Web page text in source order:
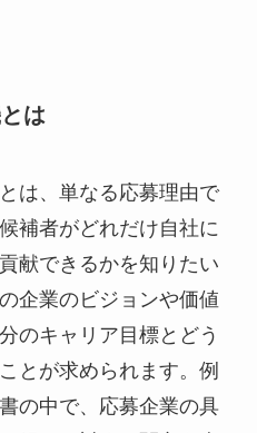
は
は、単なる応募理由で
補者がどれだけ自社に
献できるかを知りたい
企業のビジョンや価値
のキャリア目標とどう
とが求められます。例
の中で、応募企業の具